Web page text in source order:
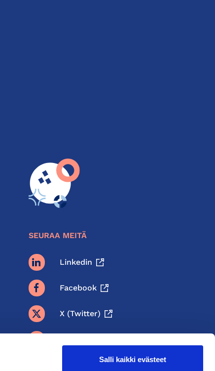
Salli kaikki evästeet
SEURAA MEITÄ
Linkedin
Facebook
X (twitter)